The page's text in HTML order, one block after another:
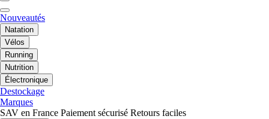
Nouveautés
Natation
Vélos
Running
Nutrition
Électronique
Destockage
Marques
SAV en France Paiement sécurisé Retours faciles